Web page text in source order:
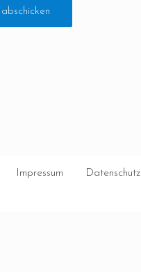
Impressum Datenschutz